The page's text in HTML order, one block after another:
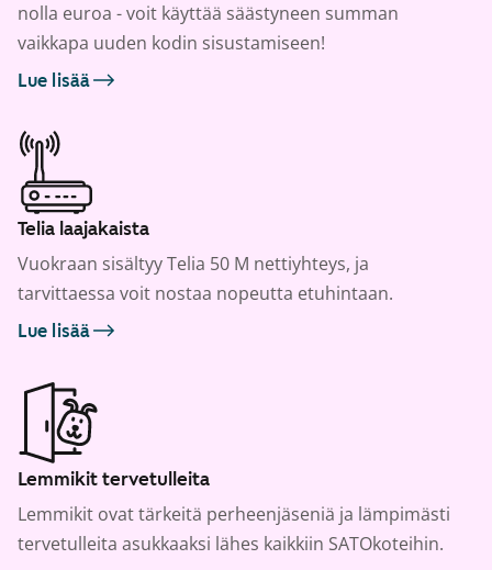
nolla euroa - voit käyttää säästyneen summan
vaikkapa uuden kodin sisustamiseen!
Lue lisää
Telia laajakaista
Vuokraan sisältyy Telia 50 M nettiyhteys, ja
tarvittaessa voit nostaa nopeutta etuhintaan.
Lue lisää
Lemmikit tervetulleita
Lemmikit ovat tärkeitä perheenjäseniä ja lämpimästi
tervetulleita asukkaaksi lähes kaikkiin SATOkoteihin.